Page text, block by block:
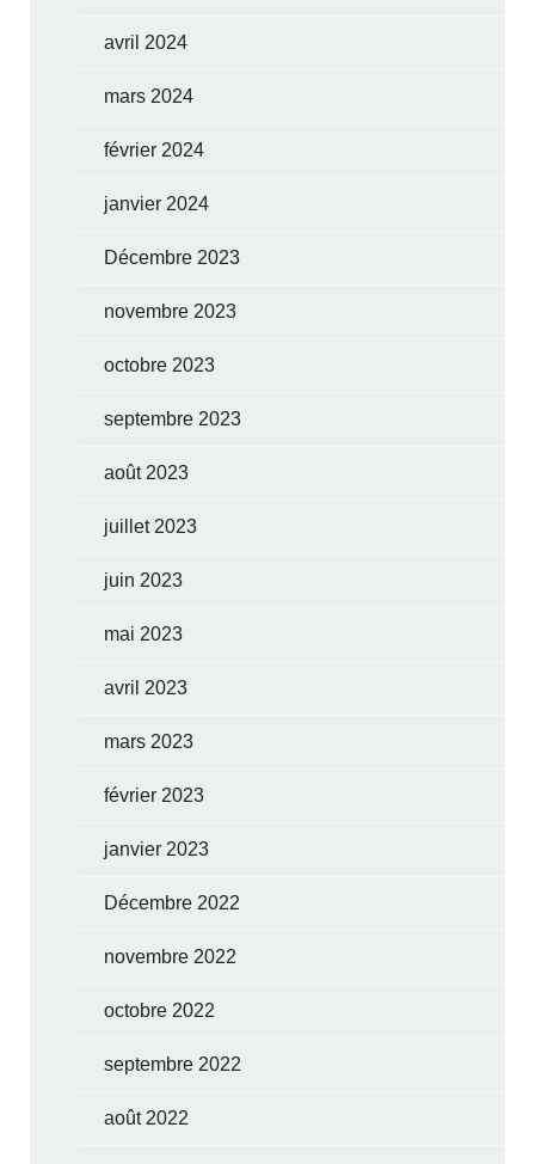
avril 2024
mars 2024
février 2024
janvier 2024
Décembre 2023
novembre 2023
octobre 2023
septembre 2023
août 2023
juillet 2023
juin 2023
mai 2023
avril 2023
mars 2023
février 2023
janvier 2023
Décembre 2022
novembre 2022
octobre 2022
septembre 2022
août 2022